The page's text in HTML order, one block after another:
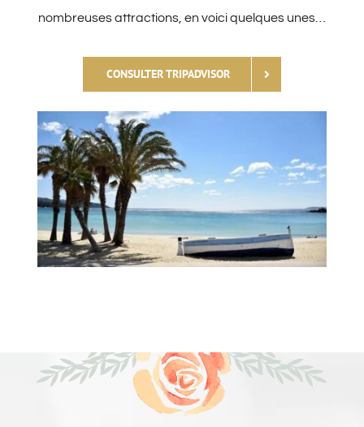
nombreuses attractions, en voici quelques unes…
CONSULTER TRIPADVISOR